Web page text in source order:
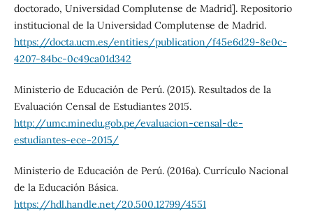
doctorado, Universidad Complutense de Madrid]. Repositorio
institucional de la Universidad Complutense de Madrid.
https://docta.ucm.es/entities/publication/f45e6d29-8e0c-
4207-84bc-0c49ca01d342
Ministerio de Educación de Perú. (2015). Resultados de la
Evaluación Censal de Estudiantes 2015.
http://umc.minedu.gob.pe/evaluacion-censal-de-
estudiantes-ece-2015/
Ministerio de Educación de Perú. (2016a). Currículo Nacional
de la Educación Básica.
https://hdl.handle.net/20.500.12799/4551